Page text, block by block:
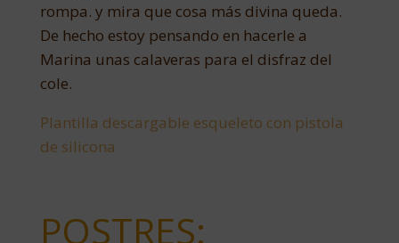
rompa. y mira que cosa más divina queda.
De hecho estoy pensando en hacerle a
Marina unas calaveras para el disfraz del
cole.
Plantilla descargable esqueleto con pistola
de silicona
POSTRES: